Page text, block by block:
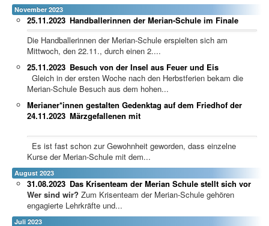
November 2023
Handballerinnen der Merian-Schule im Finale
25.11.2023
Die Handballerinnen der Merian-Schule erspielten sich am
Mittwoch, den 22.11., durch einen 2....
Besuch von der Insel aus Feuer und Eis
25.11.2023
Gleich in der ersten Woche nach den Herbstferien bekam die
Merian-Schule Besuch aus dem hohen...
Merianer*innen gestalten Gedenktag auf dem Friedhof der
Märzgefallenen mit
24.11.2023
Es ist fast schon zur Gewohnheit geworden, dass einzelne
Kurse der Merian-Schule mit dem...
August 2023
Das Krisenteam der Merian Schule stellt sich vor
31.08.2023
Wer sind wir? Zum Krisenteam der Merian-Schule gehören
engagierte Lehrkräfte und...
Juli 2023